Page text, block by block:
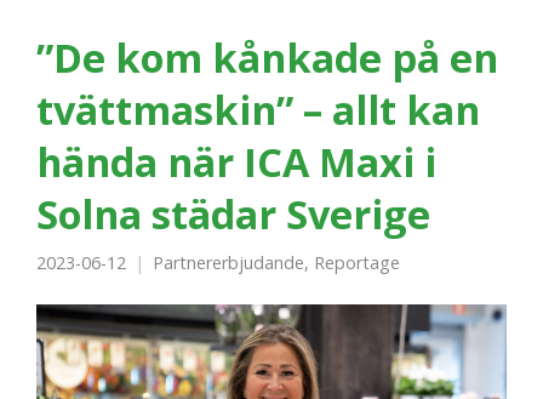
”De kom kånkade på en
tvättmaskin” – allt kan
hända när ICA Maxi i
Solna städar Sverige
2023-06-12 Partnererbjudande, Reportage